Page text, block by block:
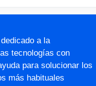
a la
tecnologías con
para solucionar los
más habituales